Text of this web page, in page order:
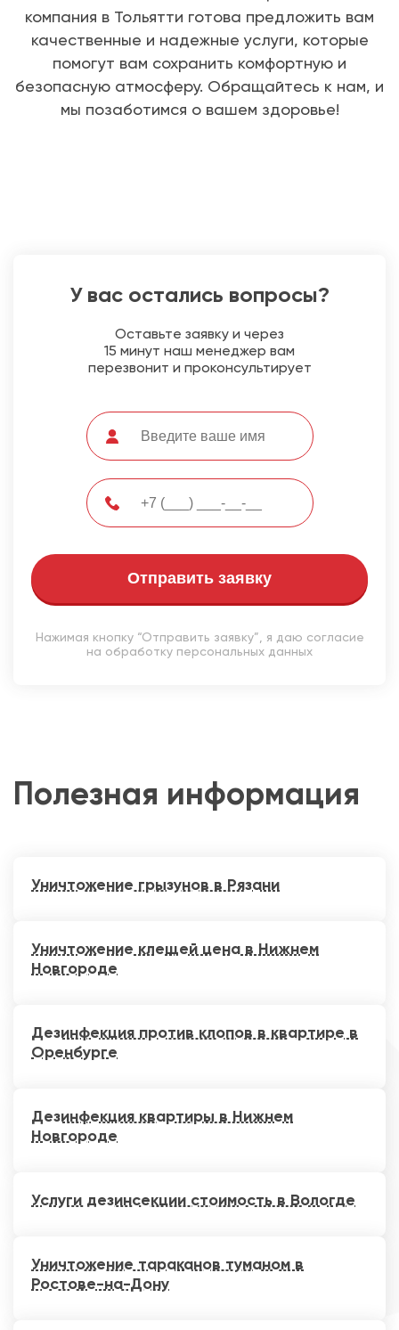
компания в Тольятти готова предложить вам
качественные и надежные услуги, которые
помогут вам сохранить комфортную и
безопасную атмосферу. Обращайтесь к нам, и
мы позаботимся о вашем здоровье!
У вас остались вопросы?
Оставьте заявку и через
15 минут наш менеджер вам
перезвонит и проконсультирует
Отправить заявку
Нажимая кнопку “Отправить заявку”, я даю согласие
на обработку персональных данных
Полезная информация
Уничтожение грызунов в Рязани
Уничтожение клещей цена в Нижнем
Новгороде
Дезинфекция против клопов в квартире в
Оренбурге
Дезинфекция квартиры в Нижнем
Новгороде
Услуги дезинсекции стоимость в Вологде
Уничтожение тараканов туманом в
Ростове-на-Дону